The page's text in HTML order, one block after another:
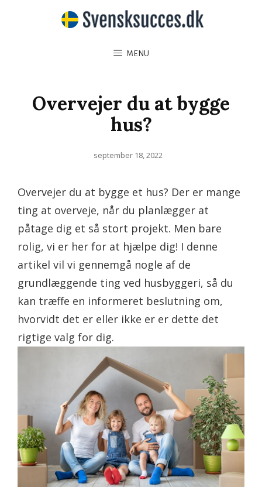
MENU
Overvejer du at bygge
hus?
Posted
september 18, 2022
Overvejer du at bygge et hus? Der er mange
ting at overveje, når du planlægger at
påtage dig et så stort projekt. Men bare
rolig, vi er her for at hjælpe dig! I denne
artikel vil vi gennemgå nogle af de
grundlæggende ting ved husbyggeri, så du
kan træffe en informeret beslutning om,
hvorvidt det er eller ikke er er dette det
rigtige valg for dig.